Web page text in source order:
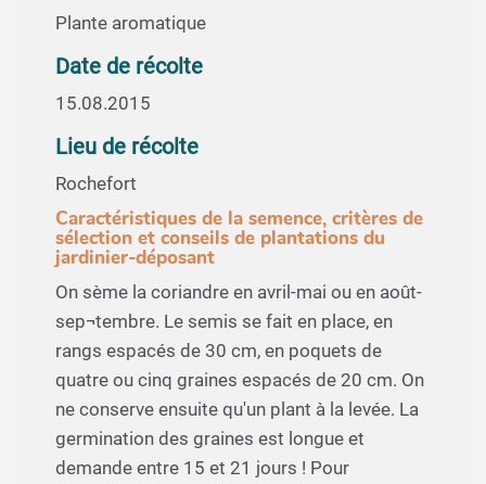
Plante aromatique
Date de récolte
15.08.2015
Lieu de récolte
Rochefort
Caractéristiques de la semence, critères de
sélection et conseils de plantations du
jardinier-déposant
On sème la coriandre en avril-mai ou en août-
sep¬tembre. Le semis se fait en place, en
rangs espacés de 30 cm, en poquets de
quatre ou cinq graines espacés de 20 cm. On
ne conserve ensuite qu'un plant à la levée. La
germination des graines est longue et
demande entre 15 et 21 jours ! Pour